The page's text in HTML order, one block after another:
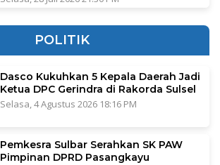
POLITIK
Dasco Kukuhkan 5 Kepala Daerah Jadi
Ketua DPC Gerindra di Rakorda Sulsel
Selasa, 4 Agustus 2026 18:16 PM
Pemkesra Sulbar Serahkan SK PAW
Pimpinan DPRD Pasangkayu